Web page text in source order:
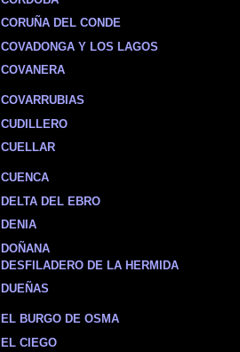
CORUÑA DEL CONDE
COVADONGA Y LOS LAGOS
COVANERA
COVARRUBIAS
CUDILLERO
CUELLAR
CUENCA
DELTA DEL EBRO
DENIA
DOÑANA
DESFILADERO DE LA HERMIDA
DUEÑAS
EL BURGO DE OSMA
EL CIEGO